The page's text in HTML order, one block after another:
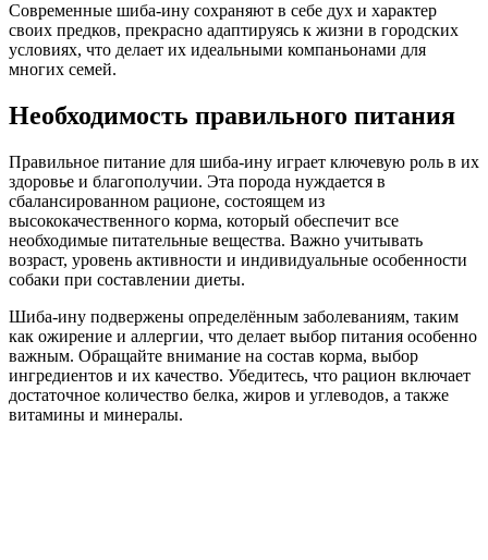
Современные шиба-ину сохраняют в себе дух и характер
своих предков, прекрасно адаптируясь к жизни в городских
условиях, что делает их идеальными компаньонами для
многих семей.
Необходимость правильного питания
Правильное питание для шиба-ину играет ключевую роль в их
здоровье и благополучии. Эта порода нуждается в
сбалансированном рационе, состоящем из
высококачественного корма, который обеспечит все
необходимые питательные вещества. Важно учитывать
возраст, уровень активности и индивидуальные особенности
собаки при составлении диеты.
Шиба-ину подвержены определённым заболеваниям, таким
как ожирение и аллергии, что делает выбор питания особенно
важным. Обращайте внимание на состав корма, выбор
ингредиентов и их качество. Убедитесь, что рацион включает
достаточное количество белка, жиров и углеводов, а также
витамины и минералы.